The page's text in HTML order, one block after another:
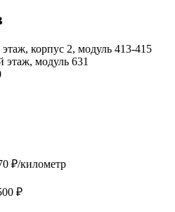
корпус 2, модуль 413-415
этаж, модуль 631
₽/километр
₽